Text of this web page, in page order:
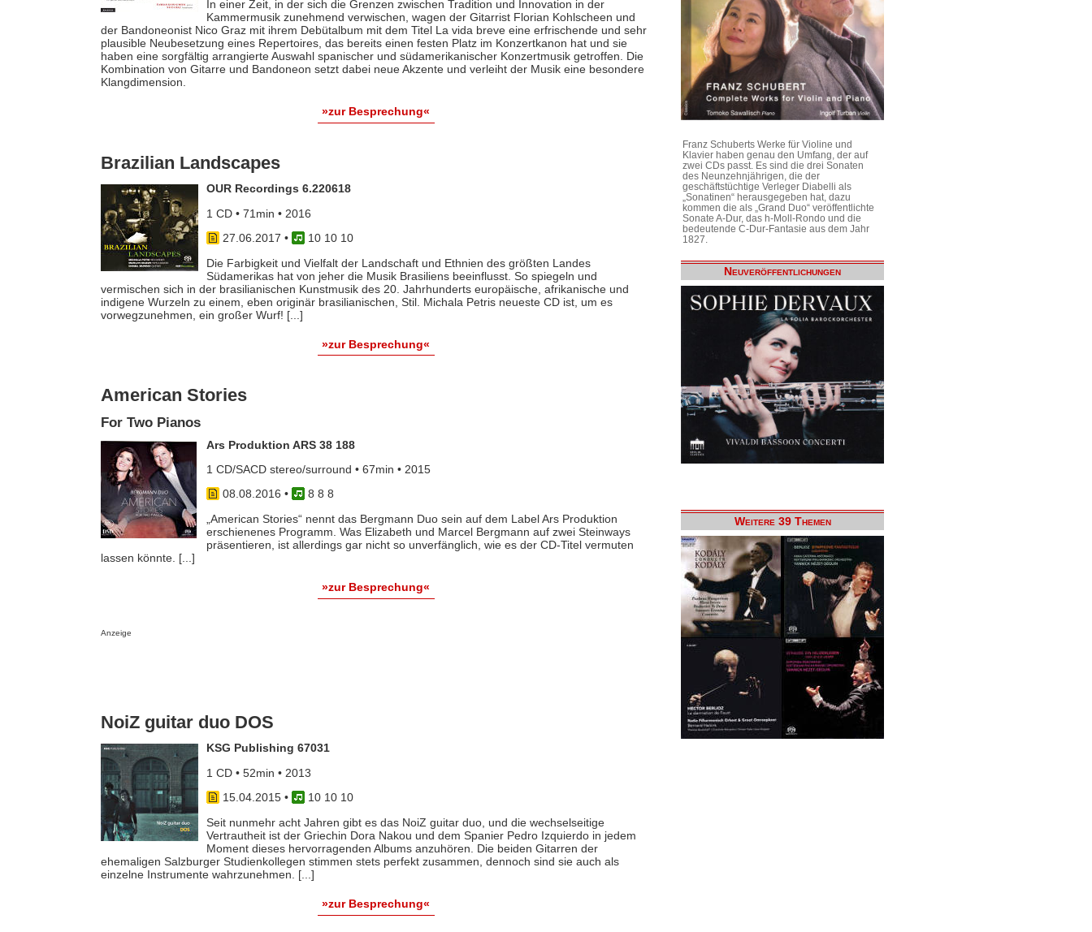
In einer Zeit, in der sich die Grenzen zwischen Tradition und Innovation in der
Kammermusik zunehmend verwischen, wagen der Gitarrist Florian Kohlscheen und
der Bandoneonist Nico Graz mit ihrem Debütalbum mit dem Titel La vida breve eine erfrischende und sehr
plausible Neubesetzung eines Repertoires, das bereits einen festen Platz im Konzertkanon hat und sie
haben eine sorgfältig arrangierte Auswahl spanischer und südamerikanischer Konzertmusik getroffen. Die
Kombination von Gitarre und Bandoneon setzt dabei neue Akzente und verleiht der Musik eine besondere
Klangdimension.
»zur Besprechung«
Brazilian Landscapes
OUR Recordings 6.220618
1 CD • 71min • 2016
27.06.2017 •
10 10 10
Die Farbigkeit und Vielfalt der Landschaft und Ethnien des größten Landes
Südamerikas hat von jeher die Musik Brasiliens beeinflusst. So spiegeln und
vermischen sich in der brasilianischen Kunstmusik des 20. Jahrhunderts europäische, afrikanische und
indigene Wurzeln zu einem, eben originär brasilianischen, Stil. Michala Petris neueste CD ist, um es
vorwegzunehmen, ein großer Wurf! [...]
»zur Besprechung«
American Stories
For Two Pianos
Ars Produktion ARS 38 188
1 CD/SACD stereo/surround • 67min • 2015
08.08.2016 •
8 8 8
„American Stories“ nennt das Bergmann Duo sein auf dem Label Ars Produktion
erschienenes Programm. Was Elizabeth und Marcel Bergmann auf zwei Steinways
präsentieren, ist allerdings gar nicht so unverfänglich, wie es der CD-Titel vermuten
lassen könnte. [...]
»zur Besprechung«
Anzeige
NoiZ guitar duo DOS
KSG Publishing 67031
1 CD • 52min • 2013
15.04.2015•
10 10 10
Seit nunmehr acht Jahren gibt es das NoiZ guitar duo, und die wechselseitige
Vertrautheit ist der Griechin Dora Nakou und dem Spanier Pedro Izquierdo in jedem
Moment dieses hervorragenden Albums anzuhören. Die beiden Gitarren der
ehemaligen Salzburger Studienkollegen stimmen stets perfekt zusammen, dennoch sind sie auch als
einzelne Instrumente wahrzunehmen. [...]
»zur Besprechung«
Franz Schuberts Werke für Violine und
Klavier haben genau den Umfang, der auf
zwei CDs passt. Es sind die drei Sonaten
des Neunzehnjährigen, die der
geschäftstüchtige Verleger Diabelli als
„Sonatinen“ herausgegeben hat, dazu
kommen die als „Grand Duo“ veröffentlichte
Sonate A-Dur, das h-Moll-Rondo und die
bedeutende C-Dur-Fantasie aus dem Jahr
1827.
Neuveröffentlichungen
Weitere 39 Themen